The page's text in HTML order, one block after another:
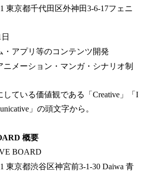
東京都千代田区外神田3-6-17フェニ
アプリ等のコンテンツ開発
ニメーション・マンガ・シナリオ制
ている価値観である「Creative」「I
」の頭文字から。
概要
BOARD
東京都渋谷区神宮前3-1-30 Daiwa 青